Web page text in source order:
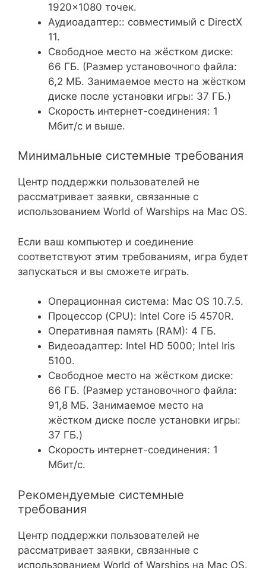
1920×1080 точек.
Аудиоадаптер:: совместимый с DirectX
11.
Свободное место на жёстком диске:
66 ГБ. (Размер установочного файла:
6,2 МБ. Занимаемое место на жёстком
диске после установки игры: 37 ГБ.)
Скорость интернет-соединения: 1
Мбит/с и выше.
Минимальные системные требования
Центр поддержки пользователей не
рассматривает заявки, связанные с
использованием World of Warships на Mac OS.
Если ваш компьютер и соединение
соответствуют этим требованиям, игра будет
запускаться и вы сможете играть.
Операционная система: Mac OS 10.7.5.
Процессор (CPU): Intel Core i5 4570R.
Оперативная память (RAM): 4 ГБ.
Видеоадаптер: Intel HD 5000; Intel Iris
5100.
Свободное место на жёстком диске:
66 ГБ. (Размер установочного файла:
91,8 МБ. Занимаемое место на
жёстком диске после установки игры:
37 ГБ.)
Скорость интернет-соединения: 1
Мбит/с.
Рекомендуемые системные
требования
Центр поддержки пользователей не
рассматривает заявки, связанные с
использованием World of Warships на Mac OS.